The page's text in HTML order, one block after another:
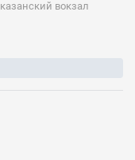
казанский вокзал